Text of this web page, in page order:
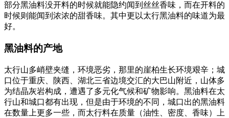
部分黑油料没开料的时候就能隐约闻到丝丝香味，而在开料的
时候则能闻到浓浓的甜香味。其中更以太行黑油料的味道为最
好。
黑油料的产地
太行山多峭壁夹缝，环境恶劣，那里的崖柏生长环境艰辛；城
口位于重庆、陕西、湖北三省边境交汇的大巴山附近，山体多
为结晶灰岩构成，遭遇了多元化气候和矿物影响。黑油料在太
行山和城口都有出现，但是由于环境的不同，城口出的黑油料
在数量上更多一些，而太行料在质量（油性、密度、香味）上